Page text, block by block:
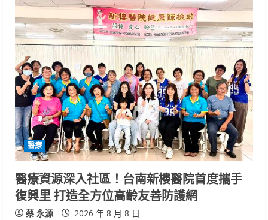
e
R
e
a
d
i
n
g
醫療
醫療資源深入社區！台南新樓醫院首度攜手
復興里 打造全方位高齡友善防護網
蔡 永源 2026 年 8 月 8 日